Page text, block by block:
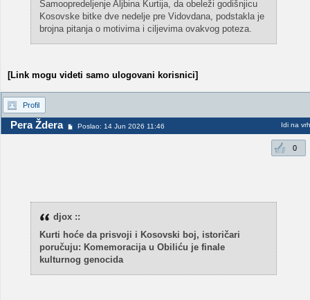
Samoopredeljenje Aljbina Kurtija, da obeleži godišnjicu
Kosovske bitke dve nedelje pre Vidovdana, podstakla je
brojna pitanja o motivima i ciljevima ovakvog poteza.
[Link mogu videti samo ulogovani korisnici]
Profil
Pera Ždera Poslao: 14 Jun 2026 11:46 Idi na vrh
0
djox ::
Kurti hoće da prisvoji i Kosovski boj, istoričari
poručuju: Komemoracija u Obiliću je finale
kulturnog genocida